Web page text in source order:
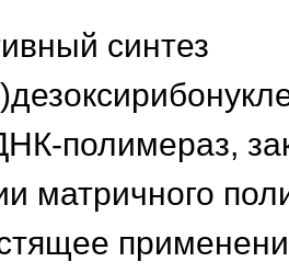
синтез
полимераз,
матричного